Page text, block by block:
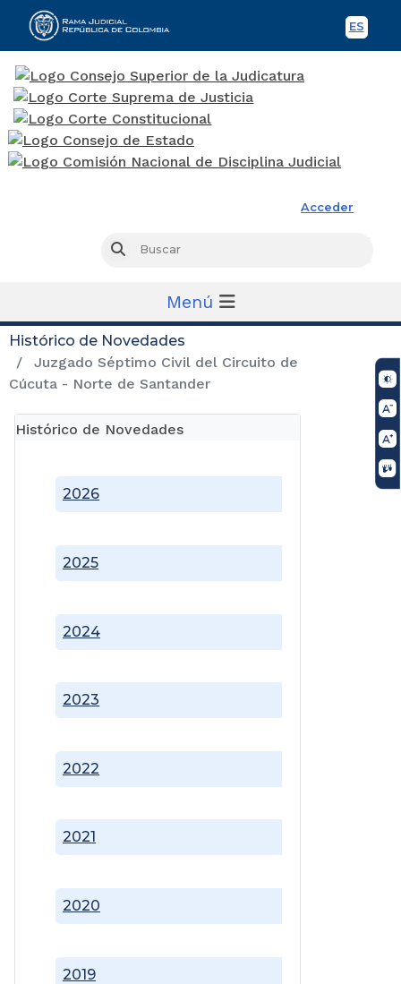
ES
Acceder
Buscar
Menú
Histórico de Novedades
Juzgado Séptimo Civil del Circuito de
Cúcuta - Norte de Santander
Histórico de Novedades
2019
2020
2021
2022
2023
2024
2025
2026